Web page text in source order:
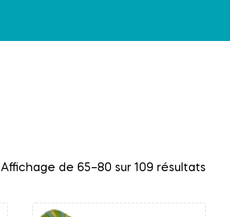
Affichage de 65–80 sur 109 résultats